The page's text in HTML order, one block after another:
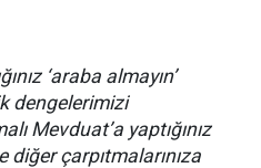
‘araba almayın’
dengelerimizi
Mevduat’a yaptığınız
diğer çarpıtmalarınıza